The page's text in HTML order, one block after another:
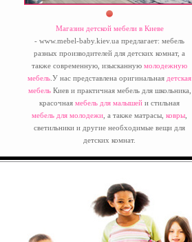
Магазин детской мебели в Киеве
- www.mebel-baby.kiev.ua предлагает: мебель
разных производителей для детских комнат, а
также современную, изысканную молодежную
мебель .У нас представлена оригинальная детская
мебельКиев и практичная мебель для школьника,
красочная мебель для малышей и стильная
мебель для молодежи , а также матрасы, ковры
светильники и другие необходимые вещи для
детских комнат.